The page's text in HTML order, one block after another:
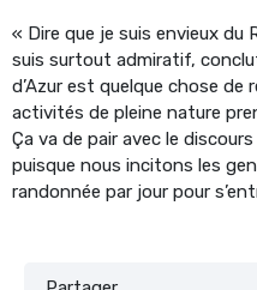
« Dire que je suis envieux du
suis surtout admiratif,
d’Azur est quelque chose de
activités de pleine nature
Ça va de pair avec le
puisque nous incitons les
randonnée par jour pour